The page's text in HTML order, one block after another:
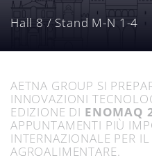
Hall 8 / Stand M-N 1-4
AETNA GROUP SI
INNOVAZIONI
EDIZIONE DI ENOMAQ
APPUNTAMENTI PIÙ
INTERNAZIONALE PER IL
AGROALIMENTARE.